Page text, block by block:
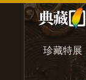
珍藏特展